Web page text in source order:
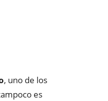
, uno de los
es